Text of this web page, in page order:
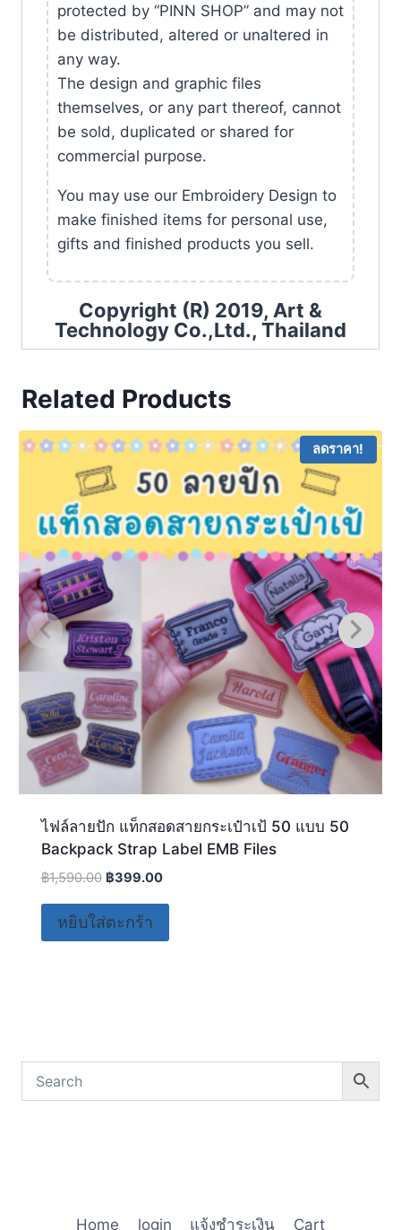
protected by “PINN SHOP” and may not
be distributed, altered or unaltered in
any way.
The design and graphic files
themselves, or any part thereof, cannot
be sold, duplicated or shared for
commercial purpose.
You may use our Embroidery Design to
make finished items for personal use,
gifts and finished products you sell.
Copyright (R) 2019, Art &
Technology Co.,Ltd., Thailand
Related Products
ลดราคา!
ไฟล์ลายปัก แท็กสอดสายกระเป๋าเป้ 50 แบบ 50
Backpack Strap Label EMB Files
฿1,590.00 ฿399.00
หยิบใส่ตะกร้า
Home login แจ้งชำระเงิน Cart